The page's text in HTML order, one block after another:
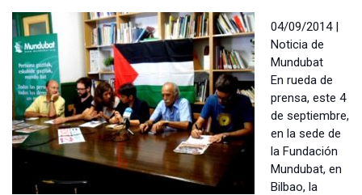
04/09/2014 |
Noticia de
Mundubat
En rueda de
prensa, este 4
de septiembre,
en la sede de
la Fundación
Mundubat, en
Bilbao, la